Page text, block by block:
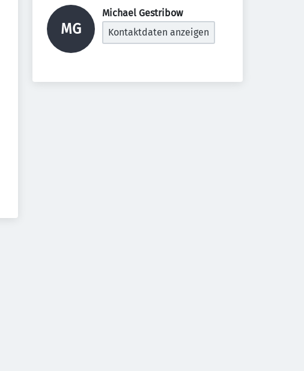
MG
Michael Gestribow
Kontaktdaten anzeigen